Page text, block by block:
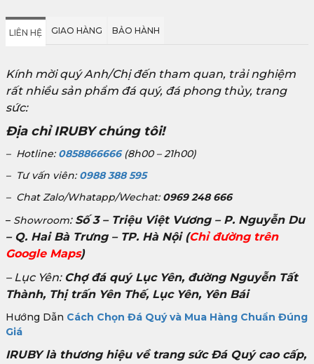
LIÊN HỆ GIAO HÀNG BẢO HÀNH
Kính mời quý Anh/Chị đến tham quan, trải nghiệm
rất nhiều sản phẩm đá quý, đá phong thủy, trang
sức:
Địa chỉ IRUBY chúng tôi!
– Hotline: 0858866666(8h00 – 21h00)
– Tư vấn viên: 0988 388 595
– Chat Zalo/Whatapp/Wechat: 0969 248 666
– Showroom: Số 3 – Triệu Việt Vương – P. Nguyễn Du
– Q. Hai Bà Trưng – TP. Hà Nội(Chỉ đường trên
Google Maps)
– Lục Yên: Chợ đá quý Lục Yên, đường Nguyễn Tất
Thành, Thị trấn Yên Thế, Lục Yên, Yên Bái
Hướng Dẫn Cách Chọn Đá Quý và Mua Hàng Chuẩn Đúng
Giá
IRUBY là thương hiệu về trang sức Đá Quý cao cấp,